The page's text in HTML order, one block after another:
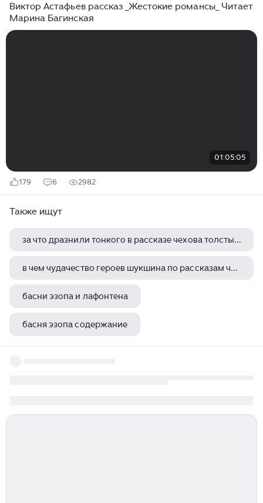
Виктор Астафьев рассказ _Жестокие романсы_ Читает
Марина Багинская
01:05:05
179 6 2982
Также ищут
за что дразнили тонкого в рассказе чехова толстый и тонкий
в чем чудачество героев шукшина по рассказам чудик и миль пардон мадам
басни эзопа и лафонтена
басня эзопа содержание